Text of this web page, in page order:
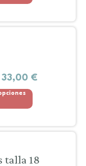
33,00 €
talla 18